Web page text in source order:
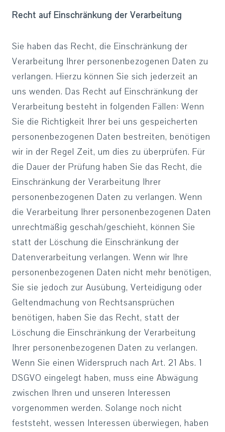
Recht auf Einschränkung der Verarbeitung
Sie haben das Recht, die Einschränkung der
Verarbeitung Ihrer personenbezogenen Daten zu
verlangen. Hierzu können Sie sich jederzeit an
uns wenden. Das Recht auf Einschränkung der
Verarbeitung besteht in folgenden Fällen: Wenn
Sie die Richtigkeit Ihrer bei uns gespeicherten
personenbezogenen Daten bestreiten, benötigen
wir in der Regel Zeit, um dies zu überprüfen. Für
die Dauer der Prüfung haben Sie das Recht, die
Einschränkung der Verarbeitung Ihrer
personenbezogenen Daten zu verlangen. Wenn
die Verarbeitung Ihrer personenbezogenen Daten
unrechtmäßig geschah/geschieht, können Sie
statt der Löschung die Einschränkung der
Datenverarbeitung verlangen. Wenn wir Ihre
personenbezogenen Daten nicht mehr benötigen,
Sie sie jedoch zur Ausübung, Verteidigung oder
Geltendmachung von Rechtsansprüchen
benötigen, haben Sie das Recht, statt der
Löschung die Einschränkung der Verarbeitung
Ihrer personenbezogenen Daten zu verlangen.
Wenn Sie einen Widerspruch nach Art. 21 Abs. 1
DSGVO eingelegt haben, muss eine Abwägung
zwischen Ihren und unseren Interessen
vorgenommen werden. Solange noch nicht
feststeht, wessen Interessen überwiegen, haben